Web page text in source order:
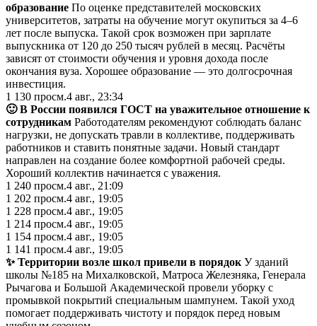
образование По оценке представителей московских
университетов, затраты на обучение могут окупиться за 4–6
лет после выпуска. Такой срок возможен при зарплате
выпускника от 120 до 250 тысяч рублей в месяц. Расчёты
зависят от стоимости обучения и уровня дохода после
окончания вуза. Хорошее образование — это долгосрочная
инвестиция.
1 130 просм.4 авг., 23:34
🙂 В России появился ГОСТ на уважительное отношение к
сотрудникам Работодателям рекомендуют соблюдать баланс
нагрузки, не допускать травли в коллективе, поддерживать
работников и ставить понятные задачи. Новый стандарт
направлен на создание более комфортной рабочей среды.
Хороший коллектив начинается с уважения.
1 240 просм.4 авг., 21:09
1 202 просм.4 авг., 19:05
1 228 просм.4 авг., 19:05
1 214 просм.4 авг., 19:05
1 154 просм.4 авг., 19:05
1 141 просм.4 авг., 19:05
✨ Территории возле школ привели в порядок У зданий
школы №185 на Михалковской, Матроса Железняка, Генерала
Рычагова и Большой Академической провели уборку с
промывкой покрытий специальным шампунем. Такой уход
помогает поддерживать чистоту и порядок перед новым